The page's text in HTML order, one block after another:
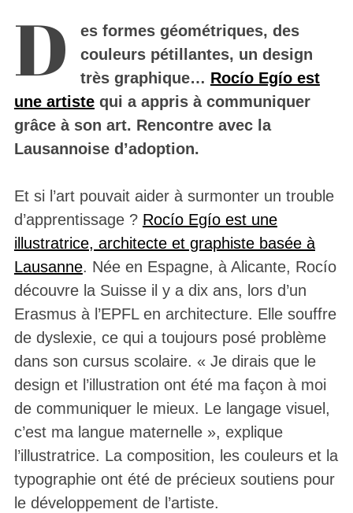
D
es formes géométriques, des
couleurs pétillantes, un design
très graphique… Rocío Egío est
une artistequi a appris à communiquer
grâce à son art. Rencontre avec la
Lausannoise d’adoption.
Et si l’art pouvait aider à surmonter un trouble
d’apprentissage ? Rocío Egío est une
illustratrice, architecte et graphiste basée à
Lausanne. Née en Espagne, à Alicante, Rocío
découvre la Suisse il y a dix ans, lors d’un
Erasmus à l’EPFL en architecture. Elle souffre
de dyslexie, ce qui a toujours posé problème
dans son cursus scolaire. « Je dirais que le
design et l’illustration ont été ma façon à moi
de communiquer le mieux. Le langage visuel,
c’est ma langue maternelle », explique
l’illustratrice. La composition, les couleurs et la
typographie ont été de précieux soutiens pour
le développement de l’artiste.